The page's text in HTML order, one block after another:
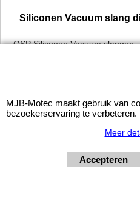
Siliconen Vacuum slang
QSP Siliconen Vacuum slangen
© 2026 -
MJB-Motec maakt gebruik van
bezoekerservaring te verbeteren.
Meer
Accepteren